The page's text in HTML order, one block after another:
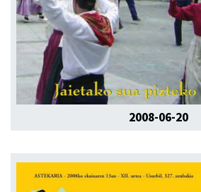
2008-06-20